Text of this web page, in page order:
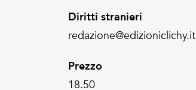
Diritti stranieri
redazione@edizioniclichy.it
Prezzo
18.50